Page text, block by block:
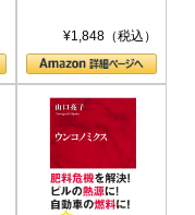
¥1,848（税込）